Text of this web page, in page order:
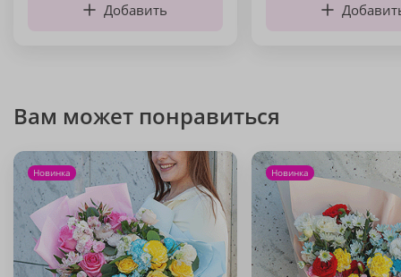
Добавить
Вам может понравиться
Новинка Новинка